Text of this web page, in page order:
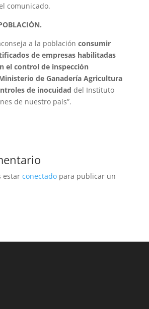
comunicado.
a la población consumir
de empresas habilitadas
el control de inspección
de Ganadería Agricultura
de inocuidad del Instituto
de nuestro país”.
estar conectadopara publicar un